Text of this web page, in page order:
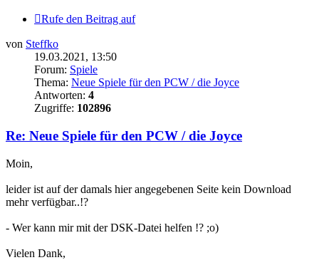
Rufe den Beitrag auf
von Steffko
19.03.2021, 13:50
Forum: Spiele
Thema: Neue Spiele für den PCW / die Joyce
Antworten: 4
Zugriffe: 102896
Re: Neue Spiele für den PCW / die Joyce
Moin,
leider ist auf der damals hier angegebenen Seite kein Download
mehr verfügbar..!?
- Wer kann mir mit der DSK-Datei helfen !? ;o)
Vielen Dank,